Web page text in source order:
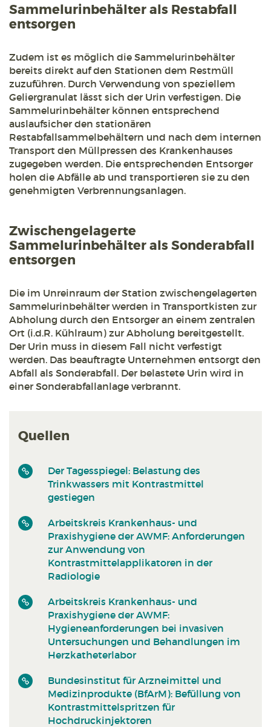
Sammelurinbehälter als Restabfall
entsorgen
Zudem ist es möglich die Sammelurinbehälter
bereits direkt auf den Stationen dem Restmüll
zuzuführen. Durch Verwendung von speziellem
Geliergranulat lässt sich der Urin verfestigen. Die
Sammelurinbehälter können entsprechend
auslaufsicher den stationären
Restabfallsammelbehältern und nach dem internen
Transport den Müllpressen des Krankenhauses
zugegeben werden. Die entsprechenden Entsorger
holen die Abfälle ab und transportieren sie zu den
genehmigten Verbrennungsanlagen.
Zwischengelagerte
Sammelurinbehälter als Sonderabfall
entsorgen
Die im Unreinraum der Station zwischengelagerten
Sammelurinbehälter werden in Transportkisten zur
Abholung durch den Entsorger an einem zentralen
Ort (i.d.R. Kühlraum) zur Abholung bereitgestellt.
Der Urin muss in diesem Fall nicht verfestigt
werden. Das beauftragte Unternehmen entsorgt den
Abfall als Sonderabfall. Der belastete Urin wird in
einer Sonderabfallanlage verbrannt.
Quellen
Der Tagesspiegel: Belastung des
Trinkwassers mit Kontrastmittel
gestiegen
Arbeitskreis Krankenhaus- und
Praxishygiene der AWMF: Anforderungen
zur Anwendung von
Kontrastmittelapplikatoren in der
Radiologie
Arbeitskreis Krankenhaus- und
Praxishygiene der AWMF:
Hygieneanforderungen bei invasiven
Untersuchungen und Behandlungen im
Herzkatheterlabor
Bundesinstitut für Arzneimittel und
Medizinprodukte (BfArM): Befüllung von
Kontrastmittelspritzen für
Hochdruckinjektoren